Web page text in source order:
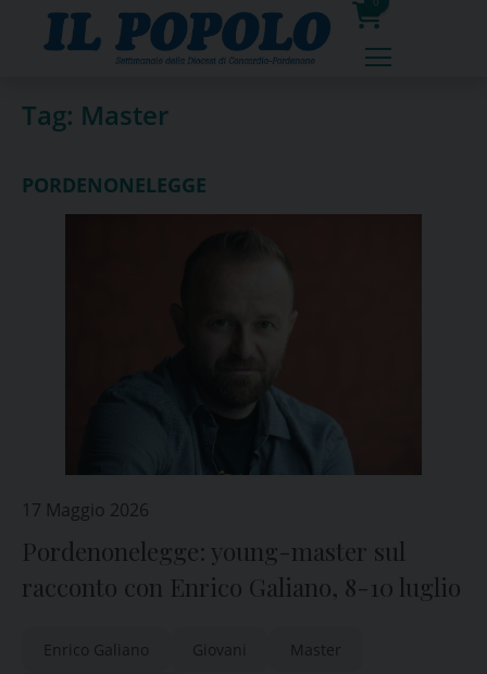
0
prodotti
Tag: Master
PORDENONELEGGE
17 Maggio 2026
Pordenonelegge: young-master sul
racconto con Enrico Galiano, 8-10 luglio
Enrico Galiano Giovani Master